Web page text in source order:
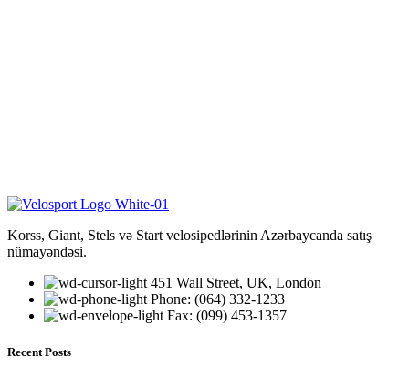
Korss, Giant, Stels və Start velosipedlərinin Azərbaycanda satış
nümayəndəsi.
451 Wall Street, UK, London
Phone: (064) 332-1233
Fax: (099) 453-1357
Recent Posts